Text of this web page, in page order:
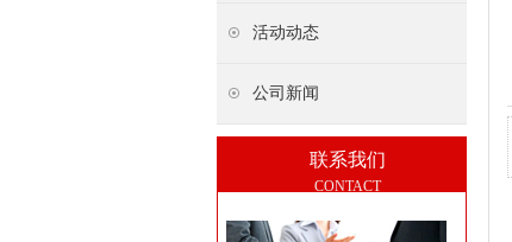
活动动态
公司新闻
联系我们
CONTACT